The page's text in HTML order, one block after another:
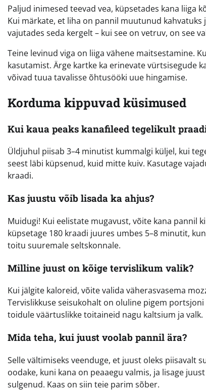
Paljud inimesed teevad vea, küpsetades kana liiga
Kui märkate, et liha on pannil muutunud
vajutades seda kergelt – kui see on vetruv, on see
Teine levinud viga on liiga vähene maitsestamine.
kasutamist. Ärge kartke ka erinevate vürtsisegude
võivad tuua tavalisse õhtusööki uue hingamise.
Korduma kippuvad küsimused
Kui kaua peaks kanafileed tegelikult
Üldjuhul piisab 3–4 minutist kummalgi küljel, kui
seest läbi küpsenud, kuid mitte kuiv. Kasutage
kraadi.
Kas juustu võib lisada ka ahjus?
Muidugi! Kui eelistate mugavust, võite kana pannil
küpsetage 180 kraadi juures umbes 5–8 minutit,
toitu suuremale seltskonnale.
Milline juust on kõige tervislikum valik?
Kui jälgite kaloreid, võite valida väherasvasema
Tervislikkuse seisukohalt on oluline pigem
toidule väärtuslikke toitaineid nagu kaltsium ja valk.
Mida teha, kui juust voolab pannil ära?
Selle vältimiseks veenduge, et juust oleks piisavalt
oodake, kuni kana on peaaegu valmis, ja lisage
sulgenud. Kaas on siin teie parim sõber.